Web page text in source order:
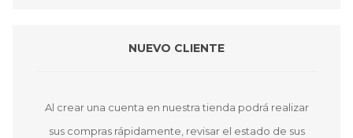
NUEVO CLIENTE
Al crear una cuenta en nuestra tienda podrá realizar
sus compras rápidamente, revisar el estado de sus